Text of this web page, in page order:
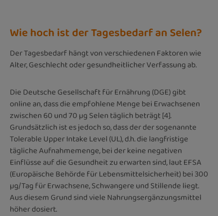
Wie hoch ist der Tagesbedarf an Selen?
Der Tagesbedarf hängt von verschiedenen Faktoren wie
Alter, Geschlecht oder gesundheitlicher Verfassung ab.
Die Deutsche Gesellschaft für Ernährung (DGE) gibt
online an, dass die empfohlene Menge bei Erwachsenen
zwischen 60 und 70 µg Selen täglich beträgt[4].
Grundsätzlich ist es jedoch so, dass der der sogenannte
Tolerable Upper Intake Level (UL), d.h. die langfristige
tägliche Aufnahmemenge, bei der keine negativen
Einflüsse auf die Gesundheit zu erwarten sind, laut EFSA
(Europäische Behörde für Lebensmittelsicherheit) bei 300
µg/Tag für Erwachsene, Schwangere und Stillende liegt.
Aus diesem Grund sind viele Nahrungsergänzungsmittel
höher dosiert.